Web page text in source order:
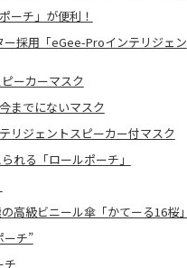
ーチ」が便利！
採用「eGee-Proインテリジェン
ーカーマスク
までにないマスク
リジェントスピーカー付マスク
れる「ロールポーチ」
高級ビニール傘「かてーる16桜」
ーチ”
チ